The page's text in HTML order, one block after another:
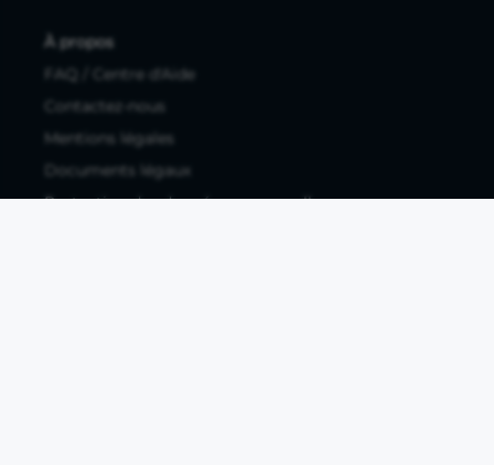
À propos
FAQ / Centre d'Aide
Contactez-nous
Mentions légales
Documents légaux
Protection des données personnelles